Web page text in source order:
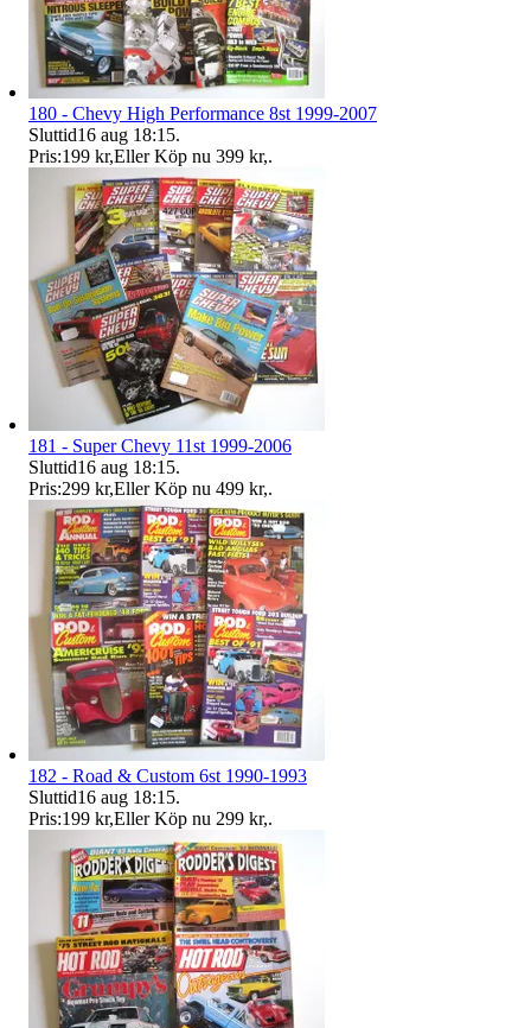
180 - Chevy High Performance 8st 1999-2007
Sluttid16 aug 18:15.
Pris:199 kr,Eller Köp nu 399 kr,.
181 - Super Chevy 11st 1999-2006
Sluttid16 aug 18:15.
Pris:299 kr,Eller Köp nu 499 kr,.
182 - Road & Custom 6st 1990-1993
Sluttid16 aug 18:15.
Pris:199 kr,Eller Köp nu 299 kr,.